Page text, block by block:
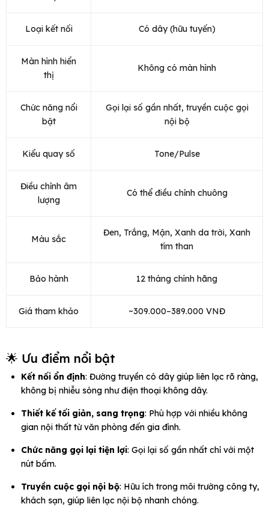
Loại kết nối Có dây (hữu tuyến)
Màn hình hiển
thị
Không có màn hình
Chức năng nổi
bật
Gọi lại số gần nhất, truyền cuộc gọi
nội bộ
Kiểu quay số Tone/Pulse
Điều chỉnh âm
lượng
Có thể điều chỉnh chuông
Màu sắc
Đen, Trắng, Mận, Xanh da trời, Xanh
tím than
Bảo hành 12 tháng chính hãng
Giá tham khảo ~309.000–389.000 VNĐ
🌟 Ưu điểm nổi bật
Kết nối ổn định: Đường truyền có dây giúp liên lạc rõ ràng,
không bị nhiễu sóng như điện thoại không dây.
Thiết kế tối giản, sang trọng: Phù hợp với nhiều không
gian nội thất từ văn phòng đến gia đình.
Chức năng gọi lại tiện lợi: Gọi lại số gần nhất chỉ với một
nút bấm.
Truyền cuộc gọi nội bộ: Hữu ích trong môi trường công ty,
khách sạn, giúp liên lạc nội bộ nhanh chóng.